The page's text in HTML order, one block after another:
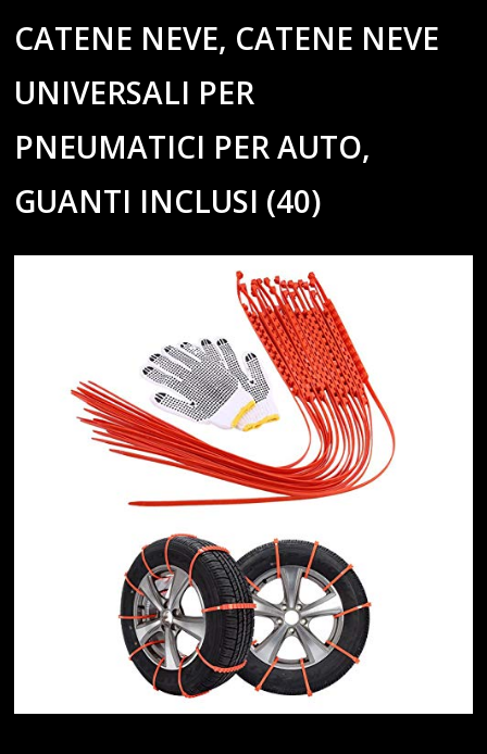
CATENE NEVE, CATENE NEVE
UNIVERSALI PER
PNEUMATICI PER AUTO,
GUANTI INCLUSI (40)